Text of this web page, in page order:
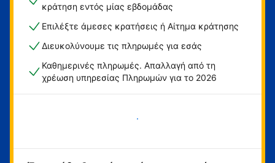
κράτηση εντός μίας εβδομάδας
Επιλέξτε άμεσες κρατήσεις ή Αίτημα κράτησης
Διευκολύνουμε τις πληρωμές για εσάς
Καθημερινές πληρωμές. Απαλλαγή από τη
χρέωση υπηρεσίας Πληρωμών για το 2026
Ξεκινήστε τώρα